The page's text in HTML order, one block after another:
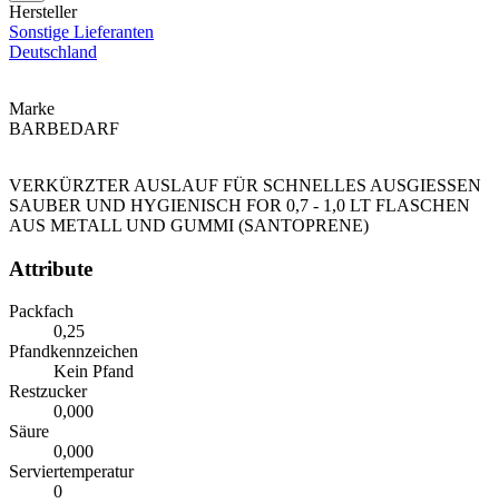
Hersteller
Sonstige Lieferanten
Deutschland
Marke
BARBEDARF
VERKÜRZTER AUSLAUF FÜR SCHNELLES AUSGIESSEN
SAUBER UND HYGIENISCH FOR 0,7 - 1,0 LT FLASCHEN
AUS METALL UND GUMMI (SANTOPRENE)
Attribute
Packfach
0,25
Pfandkennzeichen
Kein Pfand
Restzucker
0,000
Säure
0,000
Serviertemperatur
0